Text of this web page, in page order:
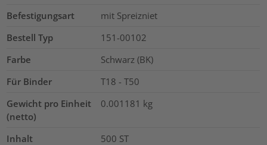
Befestigungsart
mit Spreizniet
Bestell Typ
151-00102
Farbe
Schwarz (BK)
Für Binder
T18 - T50
Gewicht pro Einheit
(netto)
0.001181 kg
Inhalt 500 ST